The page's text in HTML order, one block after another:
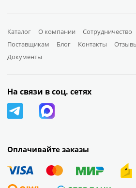
Каталог О компании Сотрудничество
Поставщикам
Блог Контакты
Документы
Оплачивайте заказы
На связи в соц. сетях